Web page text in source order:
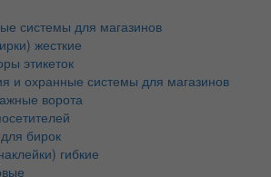
системы для магазинов
жесткие
этикеток
и охранные системы для магазинов
ворота
бирок
гибкие